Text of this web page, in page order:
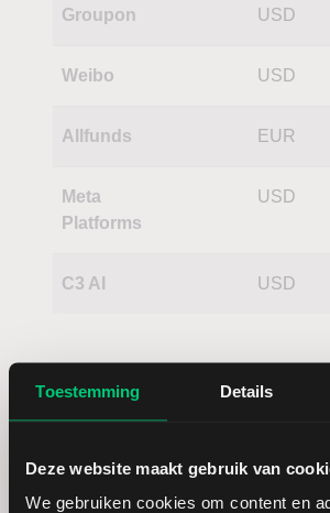
Toestemming Details
Deze website maakt gebruik van
We gebruiken cookies om content en
Groupon USD
Weibo USD
Allfunds EUR
Meta
Platforms
USD
C3 AI USD